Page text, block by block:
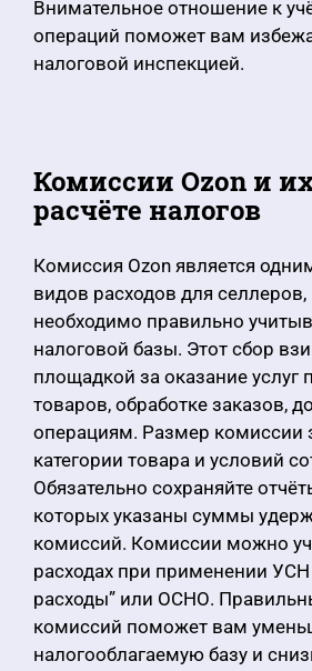
Внимательное отношение к
операций поможет вам
налоговой инспекцией.
Комиссии Ozon и
расчёте налогов
Комиссия Ozon является
видов расходов для селлеров,
необходимо правильно
налоговой базы. Этот сбор
площадкой за оказание
товаров, обработке заказов,
операциям. Размер комиссии
категории товара и условий
Обязательно сохраняйте
которых указаны суммы
комиссий. Комиссии можно
расходах при применении
расходы” или ОСНО.
комиссий поможет вам
налогооблагаемую базу и